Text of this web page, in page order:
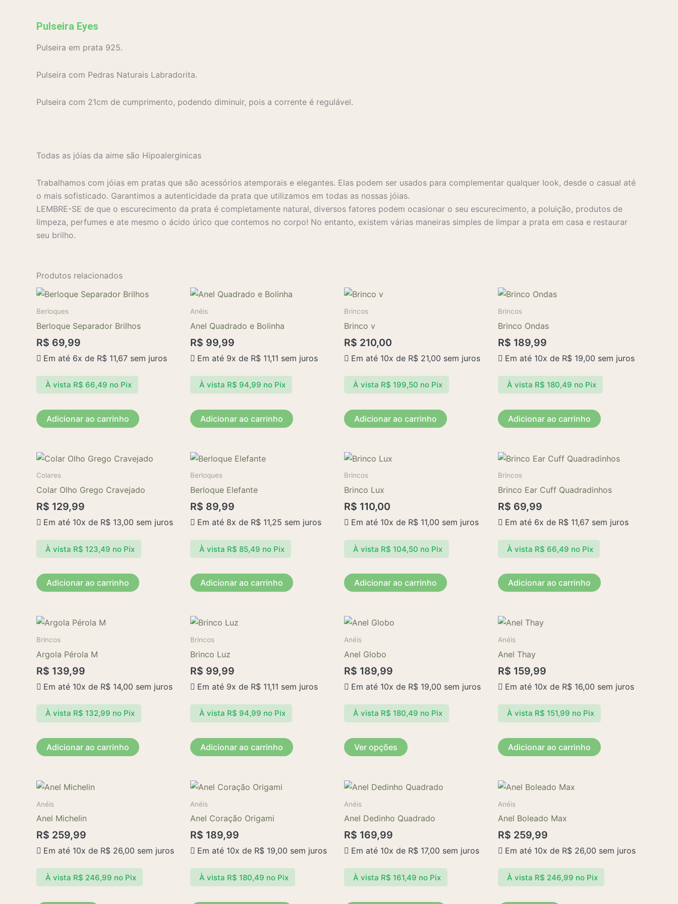
Pulseira Eyes
Pulseira em prata 925.
Pulseira com Pedras Naturais Labradorita.
Pulseira com 21cm de cumprimento, podendo diminuir, pois a corrente é regulável.
Todas as jóias da aime são Hipoalerginicas
Trabalhamos com jóias em pratas que são acessórios atemporais e elegantes. Elas podem ser usados para complementar qualquer look, desde o casual até
o mais sofisticado. Garantimos a autenticidade da prata que utilizamos em todas as nossas jóias.
LEMBRE-SE de que o escurecimento da prata é completamente natural, diversos fatores podem ocasionar o seu escurecimento, a poluição, produtos de
limpeza, perfumes e ate mesmo o ácido úrico que contemos no corpo! No entanto, existem várias maneiras simples de limpar a prata em casa e restaurar
seu brilho.
Produtos relacionados
Berloques
Berloque Separador Brilhos
R$ 69,99
Em até 6x de R$ 11,67 sem juros
À vista R$ 66,49 no Pix
Adicionar ao carrinho
Anéis
Anel Quadrado e Bolinha
R$ 99,99
Em até 9x de R$ 11,11 sem juros
À vista R$ 94,99 no Pix
Adicionar ao carrinho
Brincos
Brinco v
R$ 210,00
Em até 10x de R$ 21,00 sem juros
À vista R$ 199,50 no Pix
Adicionar ao carrinho
Brincos
Brinco Ondas
R$ 189,99
Em até 10x de R$ 19,00 sem juros
À vista R$ 180,49 no Pix
Adicionar ao carrinho
Colares
Colar Olho Grego Cravejado
R$ 129,99
Em até 10x de R$ 13,00 sem juros
À vista R$ 123,49 no Pix
Adicionar ao carrinho
Berloques
Berloque Elefante
R$ 89,99
Em até 8x de R$ 11,25 sem juros
À vista R$ 85,49 no Pix
Adicionar ao carrinho
Brincos
Brinco Lux
R$ 110,00
Em até 10x de R$ 11,00 sem juros
À vista R$ 104,50 no Pix
Adicionar ao carrinho
Brincos
Brinco Ear Cuff Quadradinhos
R$ 69,99
Em até 6x de R$ 11,67 sem juros
À vista R$ 66,49 no Pix
Adicionar ao carrinho
Brincos
Argola Pérola M
R$ 139,99
Em até 10x de R$ 14,00 sem juros
À vista R$ 132,99 no Pix
Adicionar ao carrinho
Brincos
Brinco Luz
R$ 99,99
Em até 9x de R$ 11,11 sem juros
À vista R$ 94,99 no Pix
Adicionar ao carrinho
Anéis
Anel Globo
R$ 189,99
Em até 10x de R$ 19,00 sem juros
À vista R$ 180,49 no Pix
Ver opções
As
podem
produto
Anéis
Anel Thay
R$ 159,99
Em até 10x de R$ 16,00 sem juros
À vista R$ 151,99 no Pix
Adicionar ao carrinho
Anéis
Anel Michelin
R$ 259,99
Em até 10x de R$ 26,00 sem juros
À vista R$ 246,99 no Pix
As
podem
Anéis
Anel Coração Origami
R$ 189,99
Em até 10x de R$ 19,00 sem juros
À vista R$ 180,49 no Pix
Anéis
Anel Dedinho Quadrado
R$ 169,99
Em até 10x de R$ 17,00 sem juros
À vista R$ 161,49 no Pix
Anéis
Anel Boleado Max
R$ 259,99
Em até 10x de R$ 26,00 sem juros
À vista R$ 246,99 no Pix
Este
As
podem